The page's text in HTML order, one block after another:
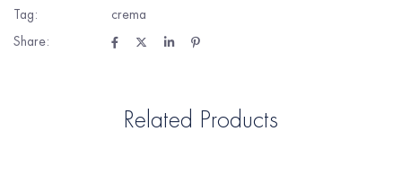
Tag:
crema
Share:
Related Products